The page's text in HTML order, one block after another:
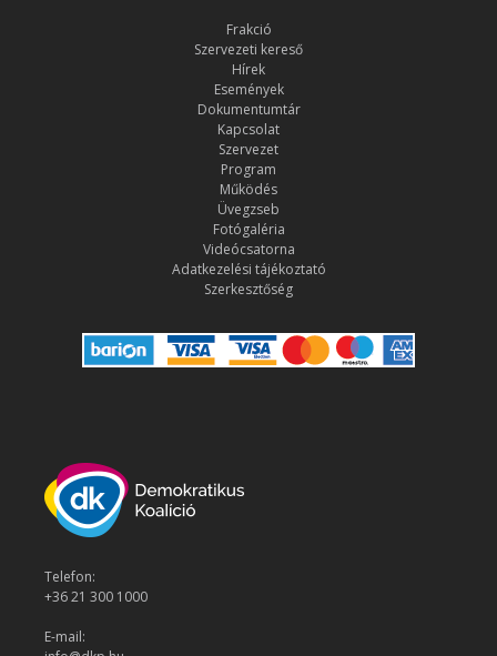
Frakció
Szervezeti kereső
Hírek
Események
Dokumentumtár
Kapcsolat
Szervezet
Program
Működés
Üvegzseb
Fotógaléria
Videócsatorna
Adatkezelési tájékoztató
Szerkesztőség
Telefon:
+36 21 300 1000
E-mail: